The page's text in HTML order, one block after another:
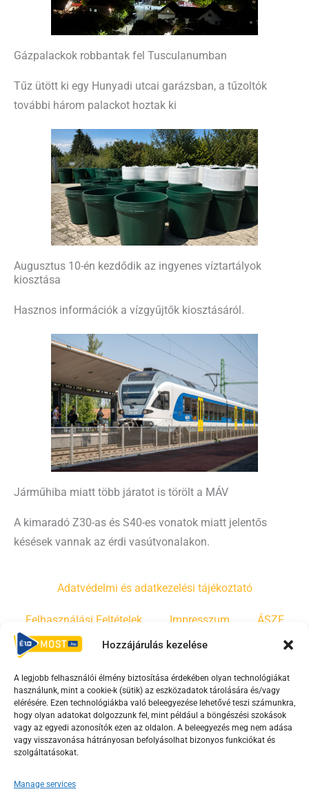
Hozzájárulás kezelése
A legjobb felhasználói élmény biztosítása érdekében olyan technológiákat
használunk, mint a cookie-k (sütik) az eszközadatok tárolására és/vagy
elérésére. Ezen technológiákba való beleegyezése lehetővé teszi számunkra,
hogy olyan adatokat dolgozzunk fel, mint például a böngészési szokások
vagy az egyedi azonosítók ezen az oldalon. A beleegyezés meg nem adása
vagy visszavonása hátrányosan befolyásolhat bizonyos funkciókat és
szolgáltatásokat.
Manage services
Gázpalackok robbantak fel Tusculanumban
Tűz ütött ki egy Hunyadi utcai garázsban, a tűzoltók
további három palackot hoztak ki
Augusztus 10-én kezdődik az ingyenes víztartályok
kiosztása
Hasznos információk a vízgyűjtők kiosztásáról.
Járműhiba miatt több járatot is törölt a MÁV
A kimaradó Z30-as és S40-es vonatok miatt jelentős
késések vannak az érdi vasútvonalakon.
Adatvédelmi és adatkezelési tájékoztató
Felhasználási Feltételek Impresszum ÁSZF
Irányelvek Moderálási szabályzat
F
a
c
e
o
Y
o
u
t
b
T
i
k